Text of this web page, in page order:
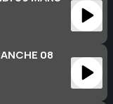
08